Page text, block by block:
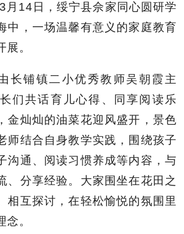
月14日，绥宁县佘家同心圆研学
中，一场温馨有意义的家庭教育
。
长铺镇二小优秀教师吴朝霞主
们共话育儿心得、同享阅读乐
金灿灿的油菜花迎风盛开，景色
师结合自身教学实践，围绕孩子
沟通、阅读习惯养成等内容，与
、分享经验。大家围坐在花田之
相互探讨，在轻松愉悦的氛围里
。